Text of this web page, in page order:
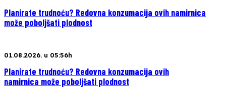
Planirate trudnoću? Redovna konzumacija ovih namirnica
može poboljšati plodnost
01.08.2026. u 05:56h
Planirate trudnoću? Redovna konzumacija ovih
namirnica može poboljšati plodnost